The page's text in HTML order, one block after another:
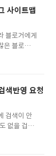
* 강사 소
로거를 대
에게 신경
티스토리
대로 '버려
이를 열거
건의 제
없다. 최근
장애만 부
사이트맵
블로거에게
은 블로그
색 영역에
중에 사이트
이트맵이라
. 특정 웹사
이게 왜 중
로그를 돌
는 안내
색반영 요청
검색이 안
없을 겁니
호를 알아